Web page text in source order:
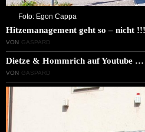
Foto: Egon Cappa
Hitzemanagement geht so – nicht !!!
VON GASPARD
Dietze & Hommrich auf Youtube …
VON GASPARD